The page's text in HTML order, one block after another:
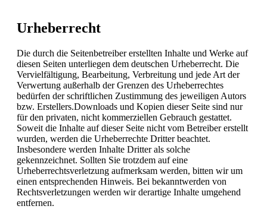
Urheberrecht
Die durch die Seitenbetreiber erstellten Inhalte und Werke auf
diesen Seiten unterliegen dem deutschen Urheberrecht. Die
Vervielfältigung, Bearbeitung, Verbreitung und jede Art der
Verwertung außerhalb der Grenzen des Urheberrechtes
bedürfen der schriftlichen Zustimmung des jeweiligen Autors
bzw. Erstellers.Downloads und Kopien dieser Seite sind nur
für den privaten, nicht kommerziellen Gebrauch gestattet.
Soweit die Inhalte auf dieser Seite nicht vom Betreiber erstellt
wurden, werden die Urheberrechte Dritter beachtet.
Insbesondere werden Inhalte Dritter als solche
gekennzeichnet. Sollten Sie trotzdem auf eine
Urheberrechtsverletzung aufmerksam werden, bitten wir um
einen entsprechenden Hinweis. Bei bekanntwerden von
Rechtsverletzungen werden wir derartige Inhalte umgehend
entfernen.